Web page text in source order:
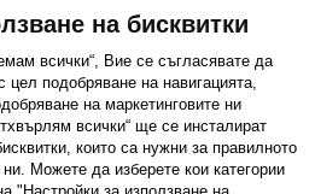
Instagram
на бисквитки
всички“, Вие се съгласявате да
цел подобряване на навигацията,
на маркетинговите ни
всички“ ще се инсталират
които са нужни за правилното
Можете да изберете кои категории